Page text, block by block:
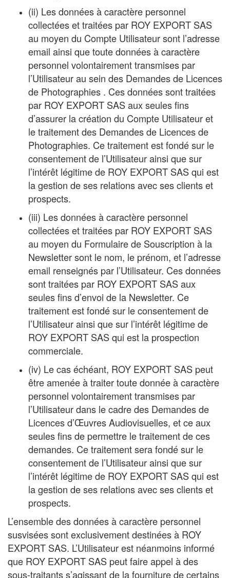
(ii) Les données à caractère personnel
collectées et traitées par ROY EXPORT SAS
au moyen du Compte Utilisateur sont l’adresse
email ainsi que toute données à caractère
personnel volontairement transmises par
l’Utilisateur au sein des Demandes de Licences
de Photographies . Ces données sont traitées
par ROY EXPORT SAS aux seules fins
d’assurer la création du Compte Utilisateur et
le traitement des Demandes de Licences de
Photographies. Ce traitement est fondé sur le
consentement de l’Utilisateur ainsi que sur
l’intérêt légitime de ROY EXPORT SAS qui est
la gestion de ses relations avec ses clients et
prospects.
(iii) Les données à caractère personnel
collectées et traitées par ROY EXPORT SAS
au moyen du Formulaire de Souscription à la
Newsletter sont le nom, le prénom, et l’adresse
email renseignés par l’Utilisateur. Ces données
sont traitées par ROY EXPORT SAS aux
seules fins d’envoi de la Newsletter. Ce
traitement est fondé sur le consentement de
l’Utilisateur ainsi que sur l’intérêt légitime de
ROY EXPORT SAS qui est la prospection
commerciale.
(iv) Le cas échéant, ROY EXPORT SAS peut
être amenée à traiter toute donnée à caractère
personnel volontairement transmises par
l’Utilisateur dans le cadre des Demandes de
Licences d’Œuvres Audiovisuelles, et ce aux
seules fins de permettre le traitement de ces
demandes. Ce traitement sera fondé sur le
consentement de l’Utilisateur ainsi que sur
l’intérêt légitime de ROY EXPORT SAS qui est
la gestion de ses relations avec ses clients et
prospects.
L’ensemble des données à caractère personnel
susvisées sont exclusivement destinées à ROY
EXPORT SAS. L’Utilisateur est néanmoins informé
que ROY EXPORT SAS peut faire appel à des
sous-traitants s’agissant de la fourniture de certains